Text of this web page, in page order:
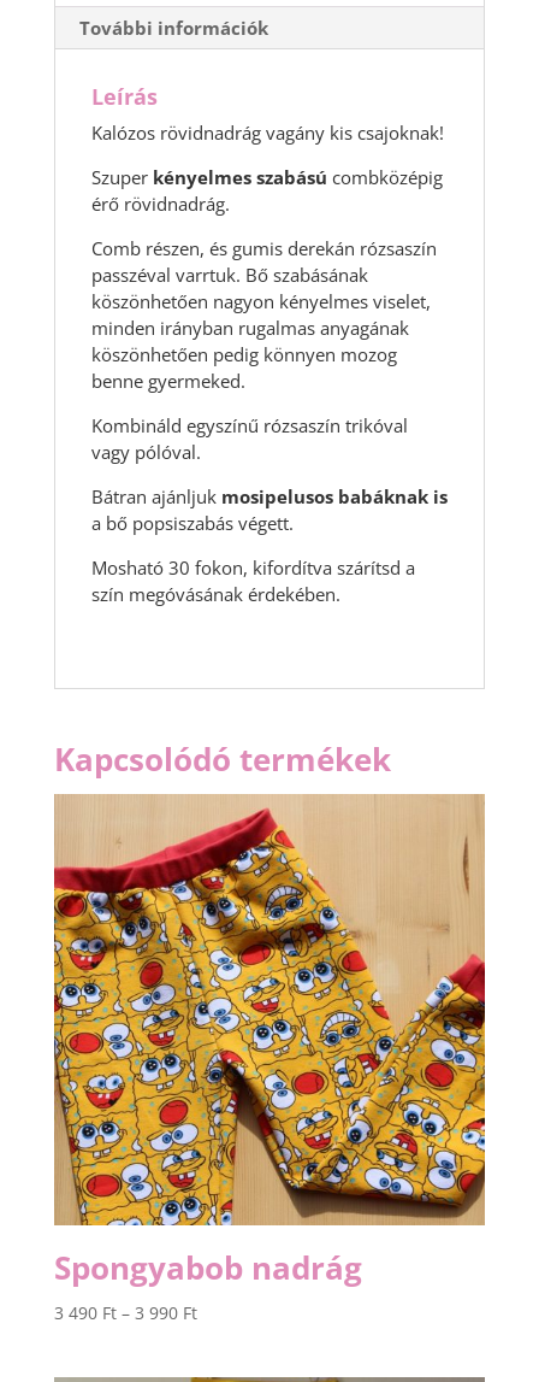
További információk
Leírás
Kalózos rövidnadrág vagány kis csajoknak!
Szuper kényelmes szabású combközépig
érő rövidnadrág.
Comb részen, és gumis derekán rózsaszín
passzéval varrtuk. Bő szabásának
köszönhetően nagyon kényelmes viselet,
minden irányban rugalmas anyagának
köszönhetően pedig könnyen mozog
benne gyermeked.
Kombináld egyszínű rózsaszín trikóval
vagy pólóval.
Bátran ajánljuk mosipelusos babáknak is
a bő popsiszabás végett.
Mosható 30 fokon, kifordítva szárítsd a
szín megóvásának érdekében.
Kapcsolódó termékek
Spongyabob nadrág
3 490 Ft – 3 990 FtÁrtartomány: